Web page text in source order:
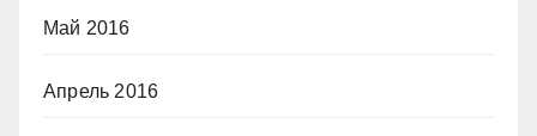
Май 2016
Апрель 2016